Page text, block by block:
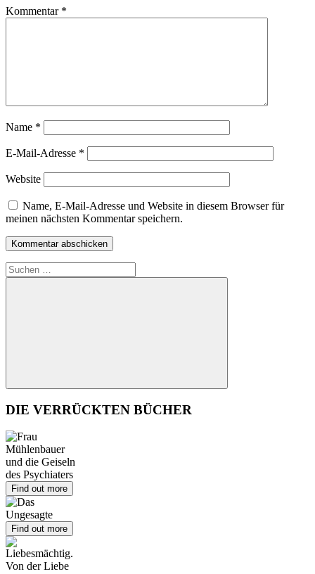
Kommentar *
Name *
E-Mail-Adresse *
Website
Name, E-Mail-Adresse und Website in diesem Browser für
meinen nächsten Kommentar speichern.
Suchen
nach:
Suchen
DIE VERRÜCKTEN BÜCHER
Find out more
Find out more